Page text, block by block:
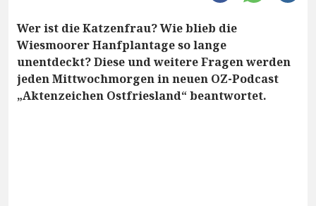
Wer ist die Katzenfrau? Wie blieb die
Wiesmoorer Hanfplantage so lange
unentdeckt? Diese und weitere Fragen werden
jeden Mittwochmorgen in neuen OZ-Podcast
„Aktenzeichen Ostfriesland“ beantwortet.